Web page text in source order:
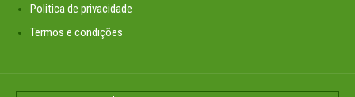
Politica de privacidade
Termos e condições